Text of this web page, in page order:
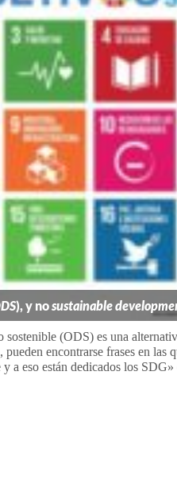
), y nosustainable
(ODS) es una
encontrarse frases en las
a eso están dedicados los